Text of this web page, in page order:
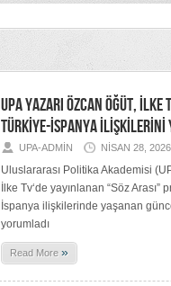
UPA YAZARI ÖZCAN ÖĞÜT, İLKE
TÜRKİYE-İSPANYA İLİŞKİLERİNİ
UPA-ADMIN NISAN 28, 2026
Uluslararası Politika Akademisi
İlke Tv‘de yayınlanan “Söz
İspanya ilişkilerinde yaşanan
yorumladı
Read More »